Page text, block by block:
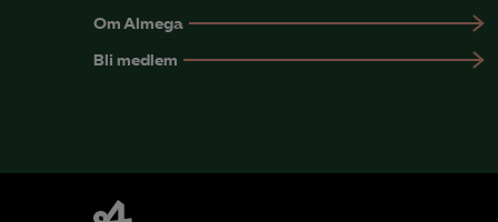
Om Almega
Bli medlem